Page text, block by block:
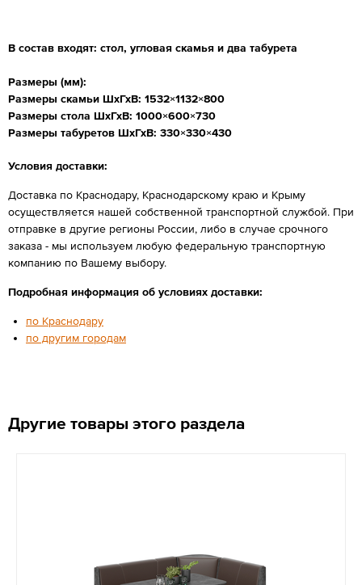
В состав входят: стол, угловая скамья и два табурета
Размеры (мм):
Размеры скамьи ШхГхВ: 1532×1132×800
Размеры стола ШхГхВ: 1000×600×730
Размеры табуретов ШхГхВ: 330×330×430
Условия доставки:
Доставка по Краснодару, Краснодарскому краю и Крыму
осуществляется нашей собственной транспортной службой. При
отправке в другие регионы России, либо в случае срочного
заказа - мы используем любую федеральную транспортную
компанию по Вашему выбору.
Подробная информация об условиях доставки:
по Краснодару
по другим городам
Другие товары этого раздела